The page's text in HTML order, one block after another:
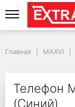
Главная MAXVI
Телефон
(Синий)